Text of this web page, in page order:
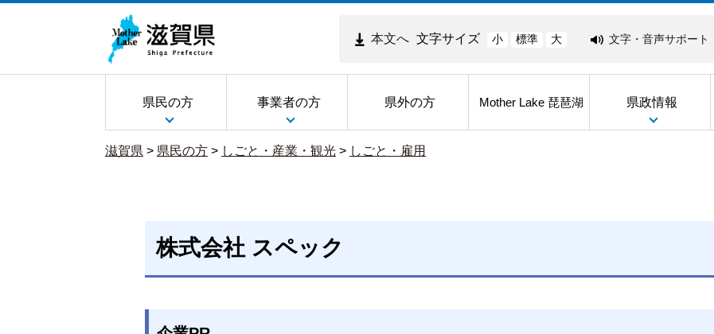
本文へ 文字サイズ 小 標準 大 文字・音声サポート
県民の方 事業者の方 県外の方 Mother Lake 琵琶湖 県政情報
滋賀県 > 県民の方 > しごと・産業・観光 > しごと・雇用
株式会社 スペック